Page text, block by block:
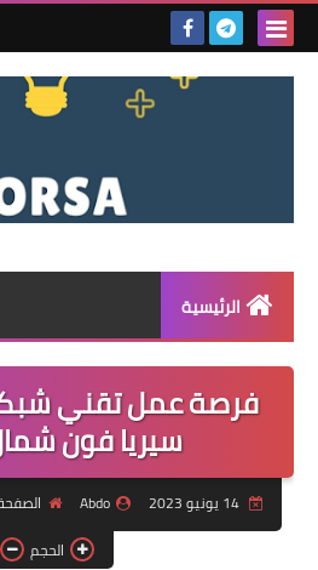
الرئيسية
فرص
فرصة عمل تقني
سيريا فون
14 يونيو 2023 Abdo
الحجم